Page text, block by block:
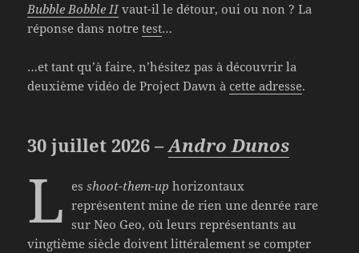
Bubble Bobble IIvaut-il le détour, oui ou non ? La
réponse dans notretest…
…et tant qu’à faire, n’hésitez pas à découvrir la
deuxième vidéo de Project Dawn à cette adresse.
30 juillet 2026 –Andro Dunos
L es shoot-them-up horizontaux
représentent mine de rien une denrée rare
sur Neo Geo, où leurs représentants au
vingtième siècle doivent littéralement se compter